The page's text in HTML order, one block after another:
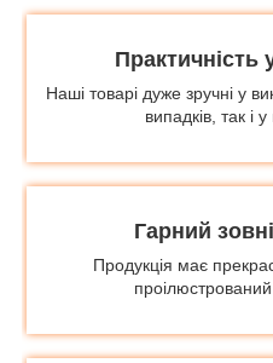
Практичність
Наші товарі дуже зручні у
випадків, так і
Гарний
Продукція має